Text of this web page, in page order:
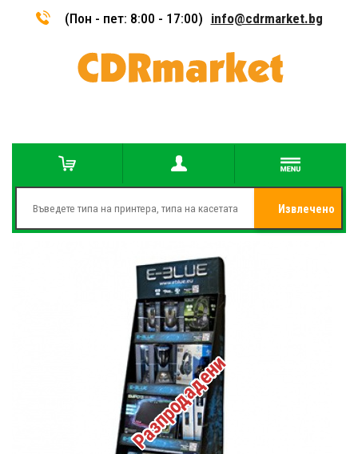
(Пон - пет: 8:00 - 17:00) info@cdrmarket.bg
Извлечено
Разпродадени